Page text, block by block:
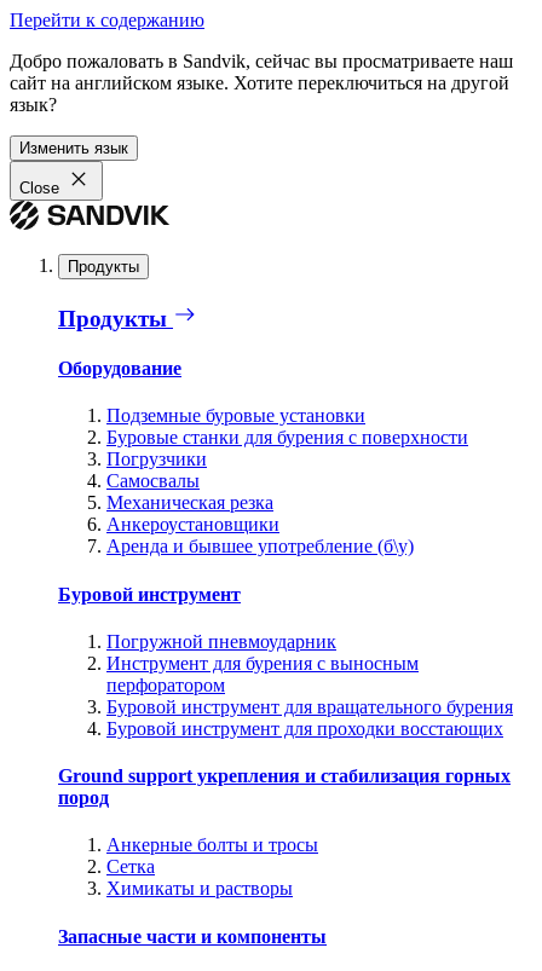
Перейти к содержанию
Добро пожаловать в Sandvik, сейчас вы просматриваете наш
сайт на английском языке. Хотите переключиться на другой
язык?
Изменить язык
Close
Продукты
Продукты
Оборудование
Подземные буровые установки
Буровые станки для бурения с поверхности
Погрузчики
Самосвалы
Механическая резка
Анкероустановщики
Аренда и бывшее употребление (б\у)
Буровой инструмент
Погружной пневмоударник
Инструмент для бурения с выносным
перфоратором
Буровой инструмент для вращательного бурения
Буровой инструмент для проходки восстающих
Ground support укрепления и стабилизация горных
пород
Анкерные болты и тросы
Сетка
Химикаты и растворы
Запасные части и компоненты